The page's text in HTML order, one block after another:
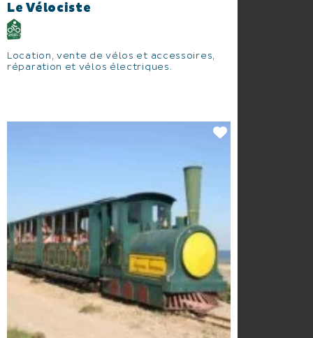
Le Vélociste
Location, vente de vélos et accessoires,
réparation et vélos électriques.